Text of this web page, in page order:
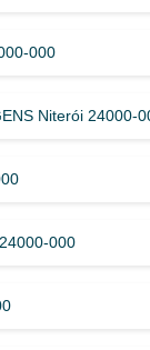
000
Niterói 24000-
000